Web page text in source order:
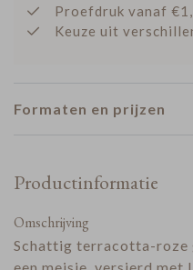
Proefdruk vanaf
Keuze uit
Formaten en prijzen
Productinformatie
Omschrijving
Schattig terracotta-